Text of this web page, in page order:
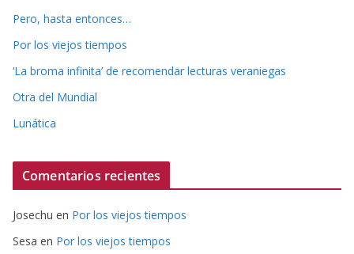
Pero, hasta entonces…
Por los viejos tiempos
‘La broma infinita’ de recomendar lecturas veraniegas
Otra del Mundial
Lunática
Comentarios recientes
Josechu en Por los viejos tiempos
Sesa en Por los viejos tiempos